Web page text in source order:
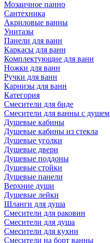
Мозаичное панно
Сантехника
Акриловые ванны
Унитазы
Панели для ванн
Каркасы для ванн
Комплектующие для ванн
Ножки для ванн
Ручки для ванн
Карнизы для ванн
Категория
Смесители для биде
Смесители для ванны с душем
Душевые кабины
Душевые кабины из стекла
Душевые уголки
Душевые двери
Душевые поддоны
Душевые стойки
Душевые панели
Верхние души
Душевые лейки
Шланги для душа
Смесители для раковин
Смесители для душа
Смесители для кухни
Смесители на борт ванны